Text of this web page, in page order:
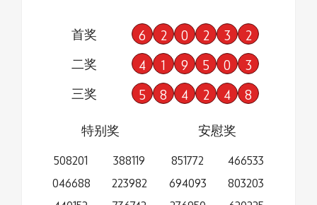
首奖 6 2 0 2 3 2
二奖 4 1 9 5 0 3
三奖 5 8 4 2 4 8
特别奖
508201
046688
388119
223982
安慰奖
851772
694093
466533
803203